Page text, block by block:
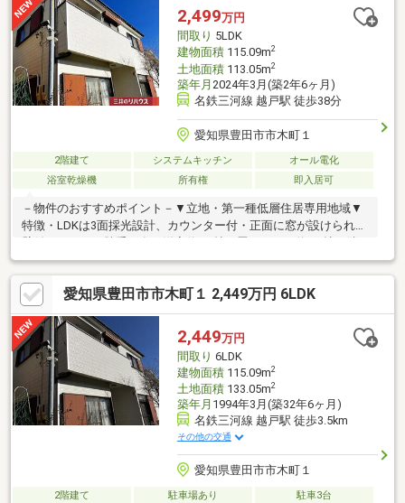
す。諦めかけている方…一度ご相談くださいませ。■ ご希望の住ま
い探しをお手伝いします－－－◆◇物件の詳細、ご相談はお気軽
にお問い合わせください。≪ 0120-63-3335 ≫
2,499万円
間取り 5LDK
建物面積115.09m2
土地面積113.05m2
築年月 2024年3月(築2年6ヶ月)
名鉄三河線 越戸駅 徒歩38分
愛知県豊田市市木町１
2階建て システムキッチン
オール電化
浴室乾燥機
所有権 即入居可
－物件のおすすめポイント－▼立地・第一種低層住居専用地域▼
特徴・LDKは3面採光設計、カウンター付・正面に窓が設けられた
接・南西向きバルコニー有・2026年4月 室内クリーニング済・駐
車場3台分有(車種による)▼設備・食器洗乾燥機・IHコンロ・浴室
乾燥機・1坪以上のUB▼2026年4月外装リフォーム済・屋根塗装、
白蟻点検▼周辺環境・豊田市立市木小学校 徒歩7分(約500m)■ ご
希望の住まい探しをお手伝いします ━━━━━・・・物件の詳
細・ご相談はお気軽にお問い合わせください。
愛知県豊田市市木町１ 2,449万円 6LDK
2,449万円
間取り 6LDK
建物面積115.09m2
土地面積133.05m2
築年月 1994年3月(築32年6ヶ月)
名鉄三河線 越戸駅 徒歩3.5km
その他の交通
愛知県豊田市市木町１
2階建て 駐車場あり
駐車3台